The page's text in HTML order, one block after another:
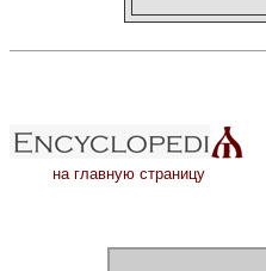
на главную страницу